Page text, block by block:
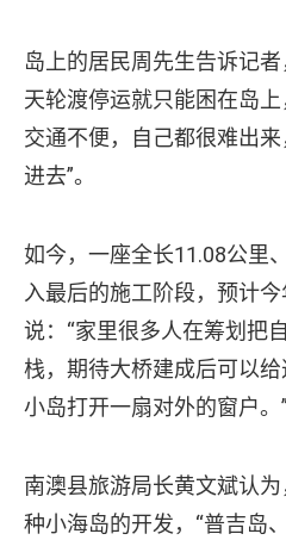
岛上的居民周先生告诉记
天轮渡停运就只能困在岛
交通不便，自己都很难出
进去”。
如今，一座全长11.08公里
入最后的施工阶段，预计
说：“家里很多人在筹划把
栈，期待大桥建成后可以
小岛打开一扇对外的窗户。”
南澳县旅游局长黄文斌认
种小海岛的开发，“普吉岛